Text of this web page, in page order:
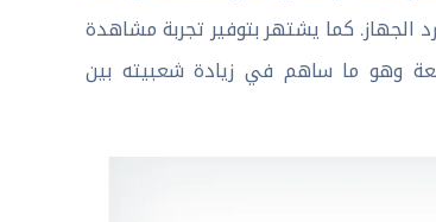
كما يشتهر بتوفير تجربة مشاهدة
وهو ما ساهم في زيادة شعبيته بين